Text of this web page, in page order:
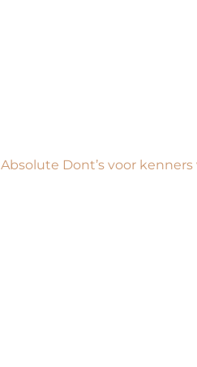
Absolute Dont’s voor